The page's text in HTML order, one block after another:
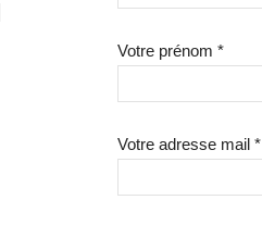
Votre prénom *
Votre adresse mail *